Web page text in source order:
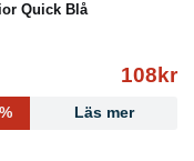
Quick Blå
108kr
Läs mer